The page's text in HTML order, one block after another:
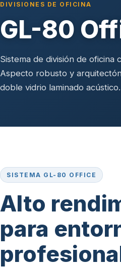
DIVISIONES DE OFICINA
GL-80
Sistema de división de
Aspecto robusto y
doble vidrio laminado acústico.
SISTEMA GL-80 OFFICE
Alto
para